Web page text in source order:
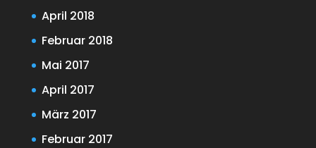
April 2018
Februar 2018
Mai 2017
April 2017
März 2017
Februar 2017